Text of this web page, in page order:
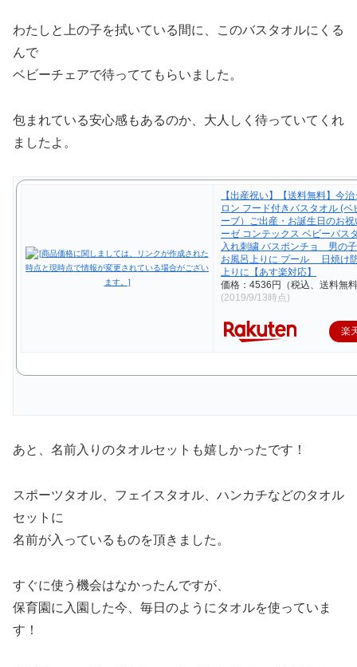
わたしと上の子を拭いている間に、このバスタオルにくる
んで
ベビーチェアで待っててもらいました。
包まれている安心感もあるのか、大人しく待っていてくれ
ましたよ。
【出産祝い】【送料無料】今
ロン フード付きバスタオル (ベ
ーブ）ご出産・お誕生日のお
ーゼ コンテックス ベビーバ
入れ刺繍 バスポンチョ 男
お風呂上りに プール 日焼け
上りに【あす楽対応】
価格：4536円（税込、送料無
(2019/9/13時点)
楽
あと、名前入りのタオルセットも嬉しかったです！
スポーツタオル、フェイスタオル、ハンカチなどのタオル
セットに
名前が入っているものを頂きました。
すぐに使う機会はなかったんですが、
保育園に入園した今、毎日のようにタオルを使っていま
す！